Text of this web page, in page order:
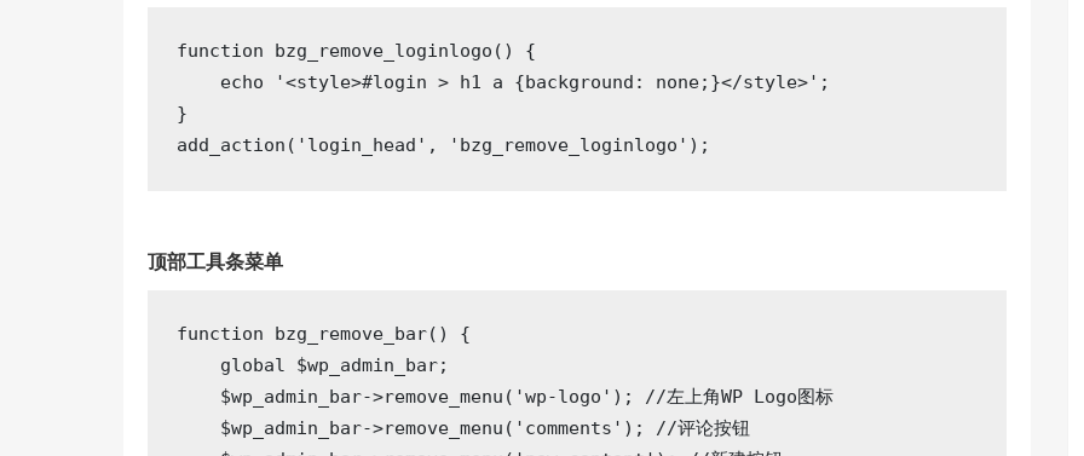
function bzg_remove_loginlogo ()
{
echo
'<style>#login > h1 a {background: none;}</style>' ;
}
add_action( 'login_head' , 'bzg_remove_loginlogo' );
顶部工具条菜单
function bzg_remove_bar()
{
global $wp_admin_bar;
    $wp_admin_bar->remove_menu(
'wp-logo' ); //左上角WP Logo图标
    $wp_admin_bar->remove_menu(
'comments' ); //评论按钮